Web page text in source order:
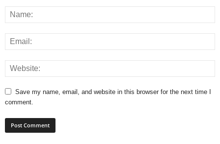
Save my name, email, and website in this browser for the next time I
comment.